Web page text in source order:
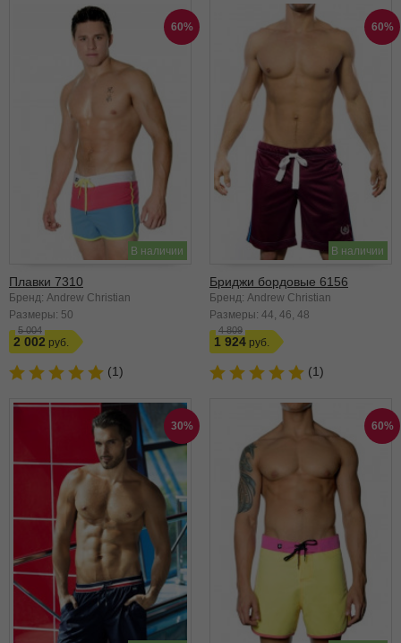
60%
В наличии
Плавки 7310
Бренд: Andrew Christian
Размеры: 50
5 004
2 002
(1)
60%
В наличии
Бриджи бордовые 6156
Бренд: Andrew Christian
Размеры: 44 46 48
4 809
1 924
(1)
30% 60%